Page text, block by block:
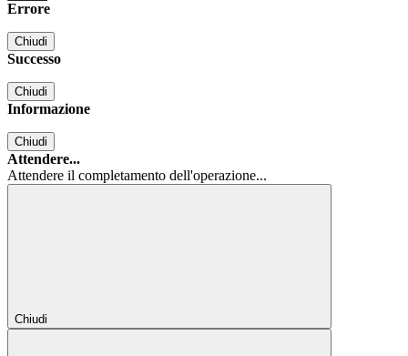
Errore
Chiudi
Successo
Chiudi
Informazione
Chiudi
Attendere...
Attendere il completamento dell'operazione...
Chiudi